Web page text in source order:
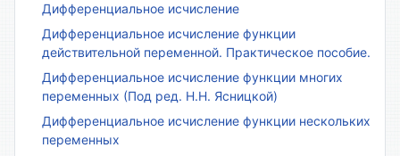
Дифференциальное исчисление
Дифференциальное исчисление функции
действительной переменной. Практическое пособие.
Дифференциальное исчисление функции многих
переменных (Под ред. Н.Н. Ясницкой)
Дифференциальное исчисление функции нескольких
переменных